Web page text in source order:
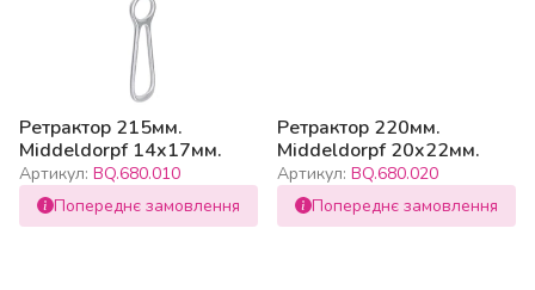
Ретрактор 215мм.
Middeldorpf 14x17мм.
Артикул: BQ.680.010
Попереднє замовлення
Ретрактор 220мм.
Middeldorpf 20x22мм.
Артикул: BQ.680.020
Попереднє замовлення